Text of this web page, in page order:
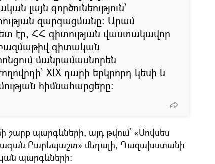
լայն գործունեություն՝
զարգացմանը: Արամ
էր, ՀՀ գիտության վաստակավոր
բազմաթիվ գիտական
մանրամասնորեն
XIX դարի երկրորդ կեսի և
հիմնահարցերը:
շարք պարգևների, այդ թվում՝ «Մովսես
Բարեպաշտ» մեդալի, Ղազախստանի
պարգևների: